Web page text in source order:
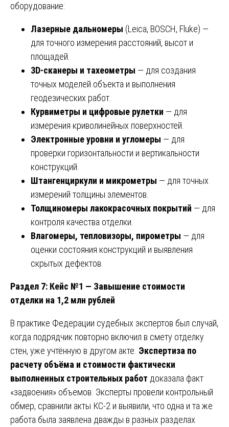
оборудование:
Лазерные дальномеры (Leica, BOSCH, Fluke) —
для точного измерения расстояний, высот и
площадей.
3D-сканеры и тахеометры — для создания
точных моделей объекта и выполнения
геодезических работ.
Курвиметры и цифровые рулетки — для
измерения криволинейных поверхностей.
Электронные уровни и угломеры — для
проверки горизонтальности и вертикальности
конструкций.
Штангенциркули и микрометры — для точных
измерений толщины элементов.
Толщиномеры лакокрасочных покрытий — для
контроля качества отделки.
Влагомеры, тепловизоры, пирометры — для
оценки состояния конструкций и выявления
скрытых дефектов.
Раздел 7: Кейс №1 — Завышение стоимости
отделки на 1,2 млн рублей
В практике Федерации судебных экспертов был случай,
когда подрядчик повторно включил в смету отделку
стен, уже учтённую в другом акте. Экспертиза по
расчету объёма и стоимости фактически
выполненных строительных работ доказала факт
«задвоения» объемов. Эксперты провели контрольный
обмер, сравнили акты КС-2 и выявили, что одна и та же
работа была заявлена дважды в разных разделах